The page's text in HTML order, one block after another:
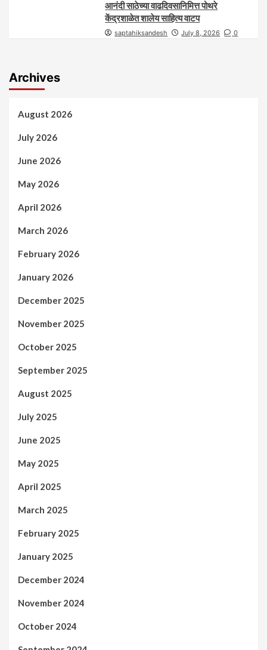
आनंदी साठेच्या वाढदिवसानिमित्त पोथरे
केंद्रशाळेत शालेय साहित्य वाटप
saptahiksandesh July 8, 2026 0
Archives
August 2026
July 2026
June 2026
May 2026
April 2026
March 2026
February 2026
January 2026
December 2025
November 2025
October 2025
September 2025
August 2025
July 2025
June 2025
May 2025
April 2025
March 2025
February 2025
January 2025
December 2024
November 2024
October 2024